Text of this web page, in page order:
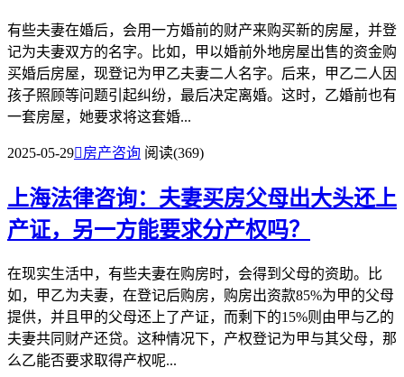
有些夫妻在婚后，会用一方婚前的财产来购买新的房屋，并登
记为夫妻双方的名字。比如，甲以婚前外地房屋出售的资金购
买婚后房屋，现登记为甲乙夫妻二人名字。后来，甲乙二人因
孩子照顾等问题引起纠纷，最后决定离婚。这时，乙婚前也有
一套房屋，她要求将这套婚...
2025-05-29房产咨询 阅读(369)
上海法律咨询：夫妻买房父母出大头还上
产证，另一方能要求分产权吗？
在现实生活中，有些夫妻在购房时，会得到父母的资助。比
如，甲乙为夫妻，在登记后购房，购房出资款85%为甲的父母
提供，并且甲的父母还上了产证，而剩下的15%则由甲与乙的
夫妻共同财产还贷。这种情况下，产权登记为甲与其父母，那
么乙能否要求取得产权呢...